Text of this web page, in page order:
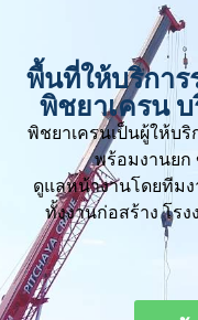
พื้นที่ให้บริการ
พิชยาเครน
พิชยาเครนเป็นผู้ให้บริ
พร้อมงานยก
ดูแลหน้างานโดยทีม
ทั้งงานก่อสร้าง โร